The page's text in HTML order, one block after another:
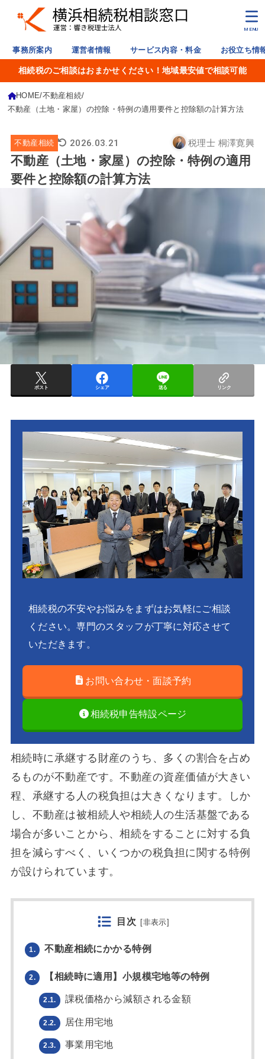
事務所案内 運営者情報 サービス内容・料金 お役立ち情
MENU
相続税のご相談はおまかせください！地域最安値で相談可能
HOME 不動産相続
不動産（土地・家屋）の控除・特例の適用要件と控除額の計算方法
不動産相続 2026.03.21 税理士 桐澤寛興
不動産（土地・家屋）の控除・特例の適用
要件と控除額の計算方法
ポスト シェア 送る リンク
相続税の不安やお悩みをまずはお気軽にご相談
ください。専門のスタッフが丁寧に対応させて
いただきます。
お問い合わせ・面談予約
相続税申告特設ページ
相続時に承継する財産のうち、多くの割合を占め
るものが不動産です。不動産の資産価値が大きい
程、承継する人の税負担は大きくなります。しか
し、不動産は被相続人や相続人の生活基盤である
場合が多いことから、相続をすることに対する負
担を減らすべく、いくつかの税負担に関する特例
が設けられています。
目次 [非表示]
1. 不動産相続にかかる特例
2. 【相続時に適用】小規模宅地等の特例
2.1. 課税価格から減額される金額
2.2. 居住用宅地
2.3. 事業用宅地